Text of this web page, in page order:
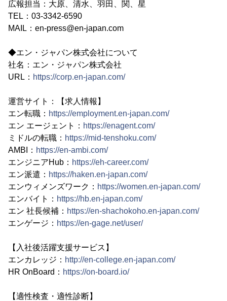
広報担当：大原、清水、羽田、関、星
TEL：03-3342-6590
MAIL：en-press@en-japan.com
◆エン・ジャパン株式会社について
社名：エン・ジャパン株式会社
URL： https://corp.en-japan.com/
運営サイト：【求人情報】
エン転職： https://employment.en-japan.com/
エン エージェント： https://enagent.com/
ミドルの転職： https://mid-tenshoku.com/
AMBI： https://en-ambi.com/
エンジニアHub： https://eh-career.com/
エン派遣： https://haken.en-japan.com/
エンウィメンズワーク： https://women.en-japan.com/
エンバイト： https://hb.en-japan.com/
エン 社長候補： https://en-shachokoho.en-japan.com/
エンゲージ： https://en-gage.net/user/
【入社後活躍支援サービス】
エンカレッジ： http://en-college.en-japan.com/
HR OnBoard： https://on-board.io/
【適性検査・適性診断】